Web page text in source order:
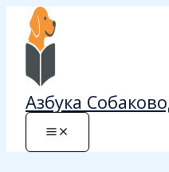
Перейти
содержимому
Азбука